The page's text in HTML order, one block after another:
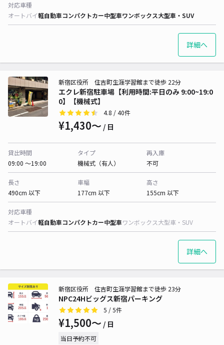
対応車種
オートバイ軽自動車コンパクトカー中型車ワンボックス大型車・SUV
詳細へ
エクレ新宿駐車場【利用時間:平日のみ 9:00~19:0
0】【機械式】
新宿区役所 住吉町生涯学習館まで徒歩 22分
4.8 / 40件
¥1,430〜 / 日
貸出時間
09:00 〜19:00
タイプ
機械式（有人）
再入庫
不可
長さ
490cm 以下
車幅
177cm 以下
高さ
155cm 以下
対応車種
オートバイ軽自動車コンパクトカー中型車ワンボックス大型車・SUV
詳細へ
NPC24Hビッグス新宿パーキング
新宿区役所 住吉町生涯学習館まで徒歩 23分
5 / 5件
¥1,500〜 / 日
当日予約不可